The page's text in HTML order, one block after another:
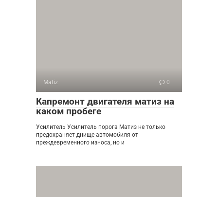
Matiz 0
Капремонт двигателя матиз на
каком пробеге
Усилитель Усилитель порога Матиз не только
предохраняет днище автомобиля от
преждевременного износа, но и